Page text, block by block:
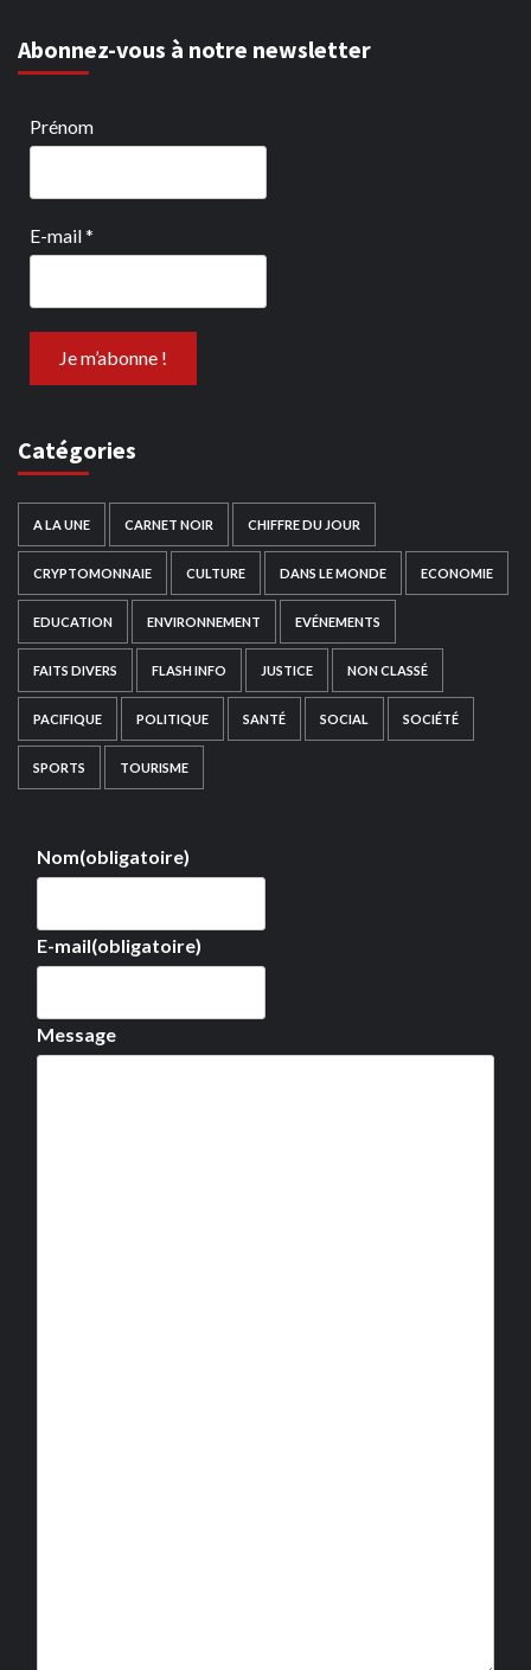
Abonnez-vous à notre newsletter
Prénom
E-mail*
Catégories
A LA UNE CARNET NOIR CHIFFRE DU JOUR
CRYPTOMONNAIE CULTURE DANS LE MONDE ECONOMIE
EDUCATION ENVIRONNEMENT EVÉNEMENTS
FAITS DIVERS FLASH INFO JUSTICE NON CLASSÉ
PACIFIQUE POLITIQUE SANTÉ SOCIAL SOCIÉTÉ
SPORTS TOURISME
Nom(obligatoire)
E-mail(obligatoire)
Message